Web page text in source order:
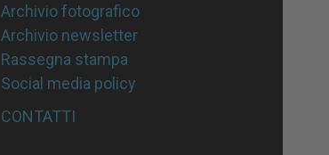
Archivio fotografico
Archivio newsletter
Rassegna stampa
Social media policy
CONTATTI